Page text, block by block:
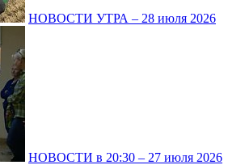
НОВОСТИ УТРА – 28 июля 2026
НОВОСТИ в 20:30 – 27 июля 2026